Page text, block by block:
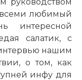
любимый
интересной
салатик, с
нашим
о том, как
инфу для